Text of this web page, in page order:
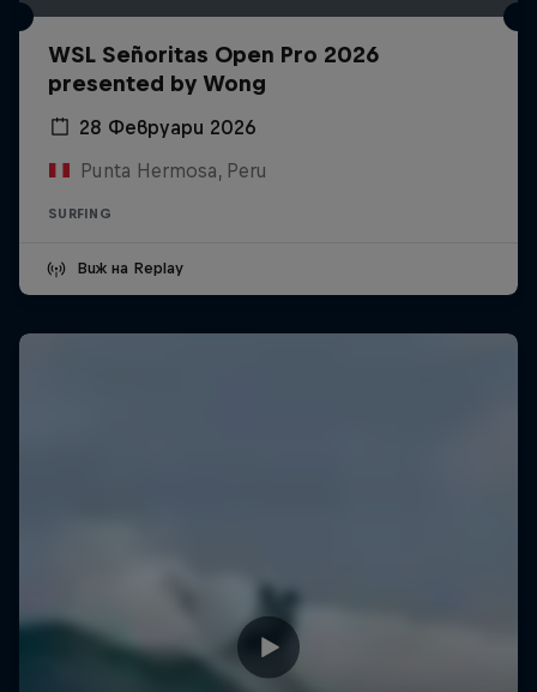
WSL Señoritas Open Pro 2026
presented by Wong
28 Февруари 2026
Punta Hermosa, Peru
SURFING
Виж на Replay